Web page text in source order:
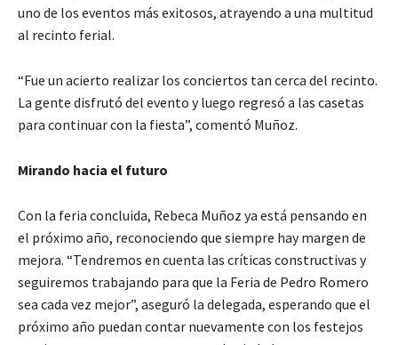
uno de los eventos más exitosos, atrayendo a una multitud
al recinto ferial.
“Fue un acierto realizar los conciertos tan cerca del recinto.
La gente disfrutó del evento y luego regresó a las casetas
para continuar con la fiesta”, comentó Muñoz.
Mirando hacia el futuro
Con la feria concluida, Rebeca Muñoz ya está pensando en
el próximo año, reconociendo que siempre hay margen de
mejora. “Tendremos en cuenta las críticas constructivas y
seguiremos trabajando para que la Feria de Pedro Romero
sea cada vez mejor”, aseguró la delegada, esperando que el
próximo año puedan contar nuevamente con los festejos